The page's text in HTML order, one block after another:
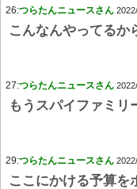
26:つらたんニュースさん
こんなんやってるか
27:つらたんニュースさん
もうスパイファミリ
29:つらたんニュースさん
ここにかける予算を